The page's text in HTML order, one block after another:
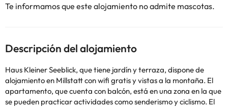
Te informamos que este alojamiento no admite mascotas.
Descripción del alojamiento
Haus Kleiner Seeblick, que tiene jardín y terraza, dispone de
alojamiento en Millstatt con wifi gratis y vistas a la montaña. El
apartamento, que cuenta con balcón, está en una zona en la que
se pueden practicar actividades como senderismo y ciclismo. El